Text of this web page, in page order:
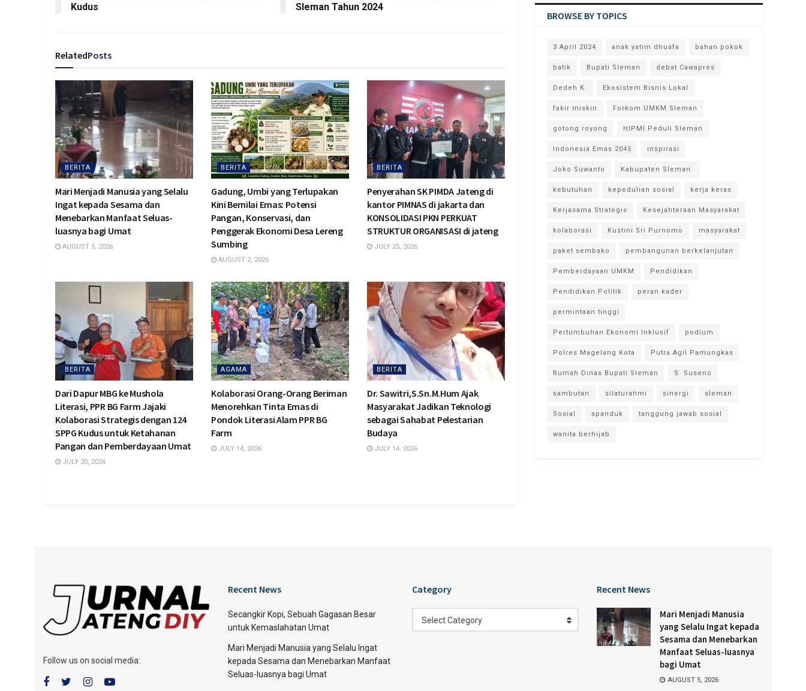
Kudus
Sleman Tahun 2024
RelatedPosts
BERITA
Mari Menjadi Manusia yang Selalu
Ingat kepada Sesama dan
Menebarkan Manfaat Seluas-
luasnya bagi Umat
AUGUST 5, 2026
BERITA
Gadung, Umbi yang Terlupakan
Kini Bernilai Emas: Potensi
Pangan, Konservasi, dan
Penggerak Ekonomi Desa Lereng
Sumbing
AUGUST 2, 2026
BERITA
Penyerahan SK PIMDA Jateng di
kantor PIMNAS di jakarta dan
KONSOLIDASI PKN PERKUAT
STRUKTUR ORGANISASI di jateng
JULY 25, 2026
BERITA
Dari Dapur MBG ke Mushola
Literasi, PPR BG Farm Jajaki
Kolaborasi Strategis dengan 124
SPPG Kudus untuk Ketahanan
Pangan dan Pemberdayaan Umat
JULY 20, 2026
AGAMA
Kolaborasi Orang-Orang Beriman
Menorehkan Tinta Emas di
Pondok Literasi Alam PPR BG
Farm
JULY 14, 2026
BERITA
Dr. Sawitri,S.Sn.M.Hum Ajak
Masyarakat Jadikan Teknologi
sebagai Sahabat Pelestarian
Budaya
JULY 14, 2026
BROWSE BY TOPICS
3 April 2024 anak yatim dhuafa bahan pokok
batik Bupati Sleman debat Cawapres
Dedeh K. Ekosistem Bisnis Lokal
fakir miskin Forkom UMKM Sleman
gotong royong HIPMI Peduli Sleman
Indonesia Emas 2045 inspirasi
Joko Suwanto Kabupaten Sleman.
kebutuhan kepedulian sosial kerja keras
Kerjasama Strategis Kesejahteraan Masyarakat
kolaborasi Kustini Sri Purnomo masyarakat
paket sembako pembangunan berkelanjutan
Pemberdayaan UMKM Pendidikan
Pendidikan Politik peran kader
permintaan tinggi
Pertumbuhan Ekonomi Inklusif podium
Polres Magelang Kota Putra Agil Pamungkas
Rumah Dinas Bupati Sleman S. Suseno
sambutan silaturahmi sinergi sleman
Sosial spanduk tanggung jawab sosial
wanita berhijab
Follow us on social media:
Recent News
Secangkir Kopi, Sebuah Gagasan Besar
untuk Kemaslahatan Umat
Mari Menjadi Manusia yang Selalu Ingat
kepada Sesama dan Menebarkan Manfaat
Seluas-luasnya bagi Umat
Category
Select Category
Recent News
Mari Menjadi Manusia
yang Selalu Ingat kepada
Sesama dan Menebarkan
Manfaat Seluas-luasnya
bagi Umat
AUGUST 5, 2026